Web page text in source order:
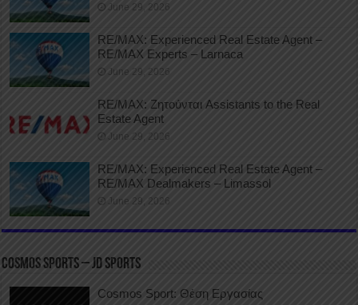
June 29, 2026
RE/MAX: Experienced Real Estate Agent –
RE/MAX Experts – Larnaca
June 29, 2026
RE/MAX: Ζητούνται Assistants to the Real
Estate Agent
June 29, 2026
RE/MAX: Experienced Real Estate Agent –
RE/MAX Dealmakers – Limassol
June 29, 2026
COSMOS SPORTS – JD SPORTS
Cosmos Sport: Θέση Εργασίας